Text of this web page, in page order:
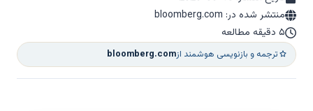
منتشر شده در: bloomberg.com
۵ دقیقه مطالعه
ترجمه و بازنویسی هوشمند ازbloomberg.com